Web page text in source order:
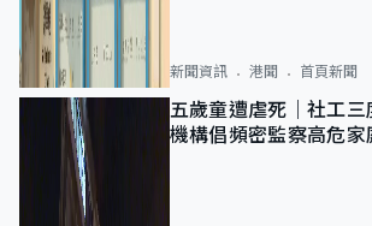
新聞資訊 港聞 首頁新聞
五歲童遭虐死｜社工
機構倡頻密監察高危